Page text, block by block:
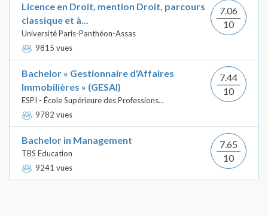
Licence en Droit, mention Droit, parcours
classique et à...
Université Paris-Panthéon-Assas
9815 vues
7.06
10
Bachelor « Gestionnaire d'Affaires
Immobilières » (GESAI)
ESPI - École Supérieure des Professions...
9782 vues
7.44
10
Bachelor in Management
TBS Education
9241 vues
7.65
10